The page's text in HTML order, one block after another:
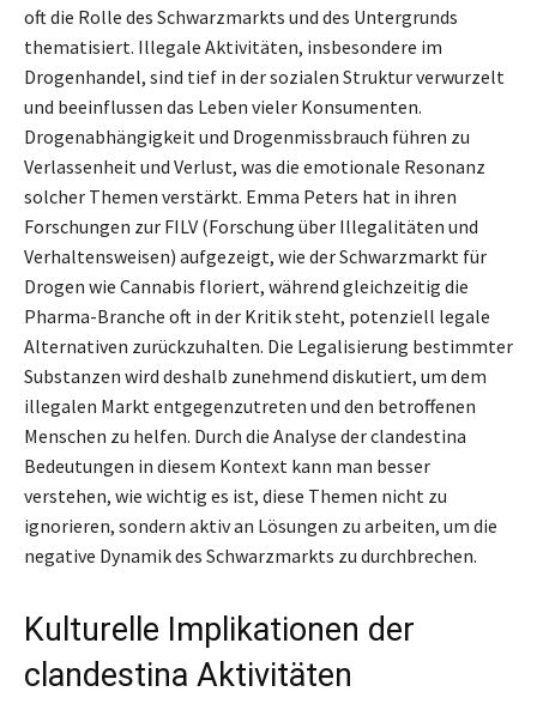
oft die Rolle des Schwarzmarkts und des Untergrunds
thematisiert. Illegale Aktivitäten, insbesondere im
Drogenhandel, sind tief in der sozialen Struktur verwurzelt
und beeinflussen das Leben vieler Konsumenten.
Drogenabhängigkeit und Drogenmissbrauch führen zu
Verlassenheit und Verlust, was die emotionale Resonanz
solcher Themen verstärkt. Emma Peters hat in ihren
Forschungen zur FILV (Forschung über Illegalitäten und
Verhaltensweisen) aufgezeigt, wie der Schwarzmarkt für
Drogen wie Cannabis floriert, während gleichzeitig die
Pharma-Branche oft in der Kritik steht, potenziell legale
Alternativen zurückzuhalten. Die Legalisierung bestimmter
Substanzen wird deshalb zunehmend diskutiert, um dem
illegalen Markt entgegenzutreten und den betroffenen
Menschen zu helfen. Durch die Analyse der clandestina
Bedeutungen in diesem Kontext kann man besser
verstehen, wie wichtig es ist, diese Themen nicht zu
ignorieren, sondern aktiv an Lösungen zu arbeiten, um die
negative Dynamik des Schwarzmarkts zu durchbrechen.
Kulturelle Implikationen der
clandestina Aktivitäten